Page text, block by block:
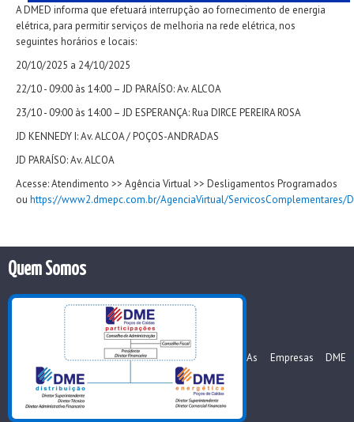
A DMED informa que efetuará interrupção ao fornecimento de energia
elétrica, para permitir serviços de melhoria na rede elétrica, nos
seguintes horários e locais:
20/10/2025 a 24/10/2025
22/10 - 09:00 às 14:00 – JD PARAÍSO: Av. ALCOA
23/10 - 09:00 às 14:00 – JD ESPERANÇA: Rua DIRCE PEREIRA ROSA
JD KENNEDY I: Av. ALCOA / POÇOS-ANDRADAS
JD PARAÍSO: Av. ALCOA
Acesse: Atendimento >> Agência Virtual >> Desligamentos Programados
ou https://www2.dmepc.com.br/AgenciaVirtual/ServicosComplementares/
Quem Somos
As Empresas DME